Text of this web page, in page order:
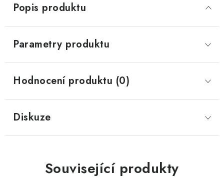
Popis produktu
Parametry produktu
Hodnocení produktu (0)
Diskuze
Související produkty